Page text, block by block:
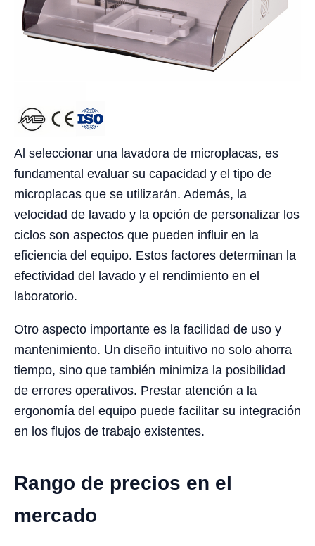
Al seleccionar una lavadora de microplacas, es
fundamental evaluar su capacidad y el tipo de
microplacas que se utilizarán. Además, la
velocidad de lavado y la opción de personalizar los
ciclos son aspectos que pueden influir en la
eficiencia del equipo. Estos factores determinan la
efectividad del lavado y el rendimiento en el
laboratorio.
Otro aspecto importante es la facilidad de uso y
mantenimiento. Un diseño intuitivo no solo ahorra
tiempo, sino que también minimiza la posibilidad
de errores operativos. Prestar atención a la
ergonomía del equipo puede facilitar su integración
en los flujos de trabajo existentes.
Rango de precios en el
mercado